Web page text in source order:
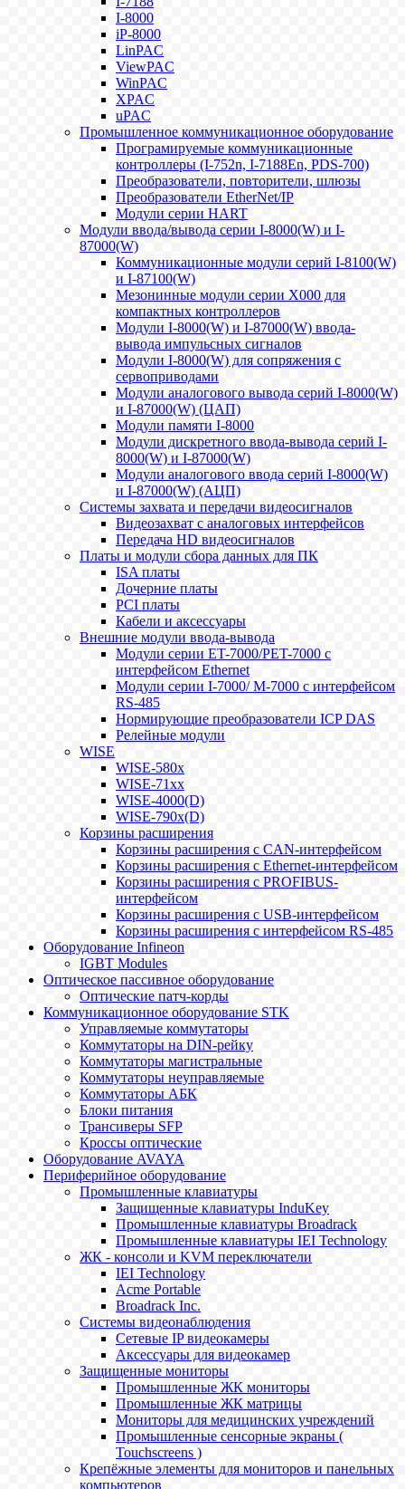
I-8000
iP-8000
LinPAC
ViewPAC
WinPAC
XPAC
uPAC
Промышленное коммуникационное оборудование
Програмируемые коммуникационные
контроллеры (I-752n, I-7188En, PDS-700)
Преобразователи, повторители, шлюзы
Преобразователи EtherNet/IP
Модули серии HART
Модули ввода/вывода серии I-8000(W) и I-
87000(W)
Коммуникационные модули серий I-8100(W)
и I-87100(W)
Мезонинные модули серии X000 для
компактных контроллеров
Модули I-8000(W) и I-87000(W) ввода-
вывода импульсных сигналов
Модули I-8000(W) для сопряжения с
сервоприводами
Модули аналогового вывода серий I-8000(W)
и I-87000(W) (ЦАП)
Модули памяти I-8000
Модули дискретного ввода-вывода серий I-
8000(W) и I-87000(W)
Модули аналогового ввода серий I-8000(W)
и I-87000(W) (АЦП)
Системы захвата и передачи видеосигналов
Видеозахват с аналоговых интерфейсов
Передача HD видеосигналов
Платы и модули сбора данных для ПК
ISA платы
Дочерние платы
PCI платы
Кабели и аксессуары
Внешние модули ввода-вывода
Модули серии ET-7000/PET-7000 с
интерфейсом Ethernet
Модули серии I-7000/ M-7000 с интерфейсом
RS-485
Нормирующие преобразователи ICP DAS
Релейные модули
WISE
WISE-580x
WISE-71xx
WISE-4000(D)
WISE-790x(D)
Корзины расширения
Корзины расширения с CAN-интерфейсом
Корзины расширения с Ethernet-интерфейсом
Корзины расширения с PROFIBUS-
интерфейсом
Корзины расширения с USB-интерфейсом
Корзины расширения с интерфейсом RS-485
Оборудование Infineon
IGBT Modules
Оптическое пассивное оборудование
Оптические патч-корды
Коммуникационное оборудование STK
Управляемые коммутаторы
Коммутаторы на DIN-рейку
Коммутаторы магистральные
Коммутаторы неуправляемые
Коммутаторы АБК
Блоки питания
Трансиверы SFP
Кроссы оптические
Оборудование AVAYA
Периферийное оборудование
Промышленные клавиатуры
Защищенные клавиатуры InduKey
Промышленные клавиатуры Broadrack
Промышленные клавиатуры IEI Technology
ЖК - консоли и KVM переключатели
IEI Technology
Acme Portable
Broadrack Inc.
Системы видеонаблюдения
Сетевые IP видеокамеры
Аксессуары для видеокамер
Защищенные мониторы
Промышленные ЖК мониторы
Промышленные ЖК матрицы
Мониторы для медицинских учреждений
Промышленные сенсорные экраны (
Touchscreens )
Крепёжные элементы для мониторов и панельных
компьютеров